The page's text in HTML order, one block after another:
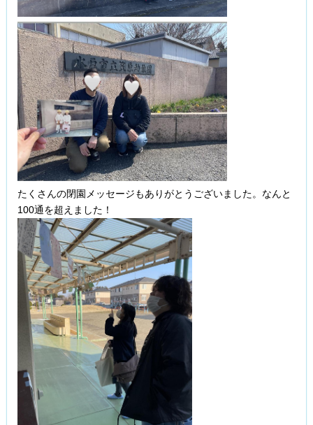
たくさんの閉園メッセージもありがとうございました。なんと
100通を超えました！